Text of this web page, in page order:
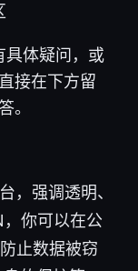
具体疑问，或
接在下方留
。
，强调透明、
你可以在公
止数据被窃